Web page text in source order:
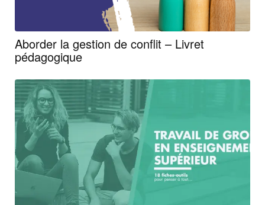
Aborder la gestion de conflit – Livret
pédagogique